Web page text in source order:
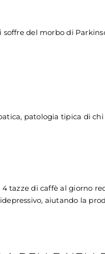
del morbo di
patologia tipica di
tazze di caffè al giorno
aiutando la